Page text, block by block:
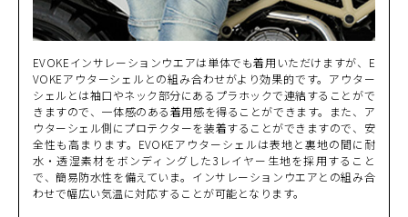
EVOKEインサレーションウエアは単体でも着用いただけますが、E
VOKEアウターシェルとの組み合わせがより効果的です。アウター
シェルとは袖口やネック部分にあるプラホックで連結することがで
きますので、一体感のある着用感を得ることができます。また、ア
ウターシェル側にプロテクターを装着することができますので、安
全性も高まります。EVOKEアウターシェルは表地と裏地の間に耐
水・透湿素材をボンディングした3レイヤー生地を採用すること
で、簡易防水性を備えていま。インサレーションウエアとの組み合
わせで幅広い気温に対応することが可能となります。